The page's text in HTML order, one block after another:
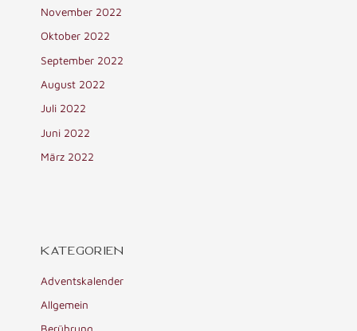
November 2022
Oktober 2022
September 2022
August 2022
Juli 2022
Juni 2022
März 2022
KATEGORIEN
Adventskalender
Allgemein